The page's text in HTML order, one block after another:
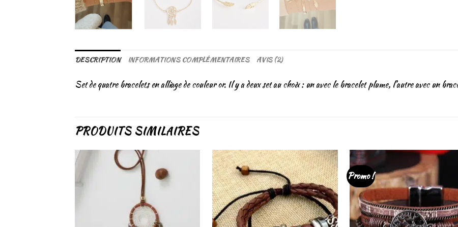
DESCRIPTION INFORMATIONS COMPLÉMENTAIRES AVIS (2)
Set de quatre bracelets en alliage de couleur or. Il y a deux set au choix : un avec le bracelet plume, l’autre avec un
PRODUITS SIMILAIRES
Ajouter
à la liste
de
souhaits
Promo !
à